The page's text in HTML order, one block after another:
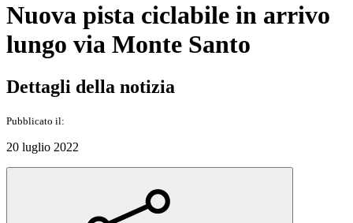
Nuova pista ciclabile in arrivo
lungo via Monte Santo
Dettagli della notizia
Pubblicato il:
20 luglio 2022